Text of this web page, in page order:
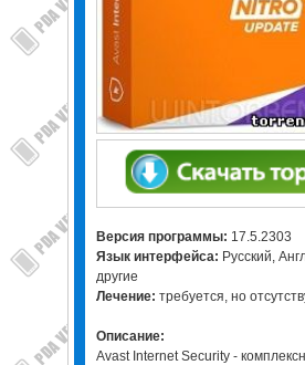
Версия программы: 17.5.2303
Язык интерфейса: Русский,
другие
Лечение: требуется, но
Описание:
Avast Internet Security -